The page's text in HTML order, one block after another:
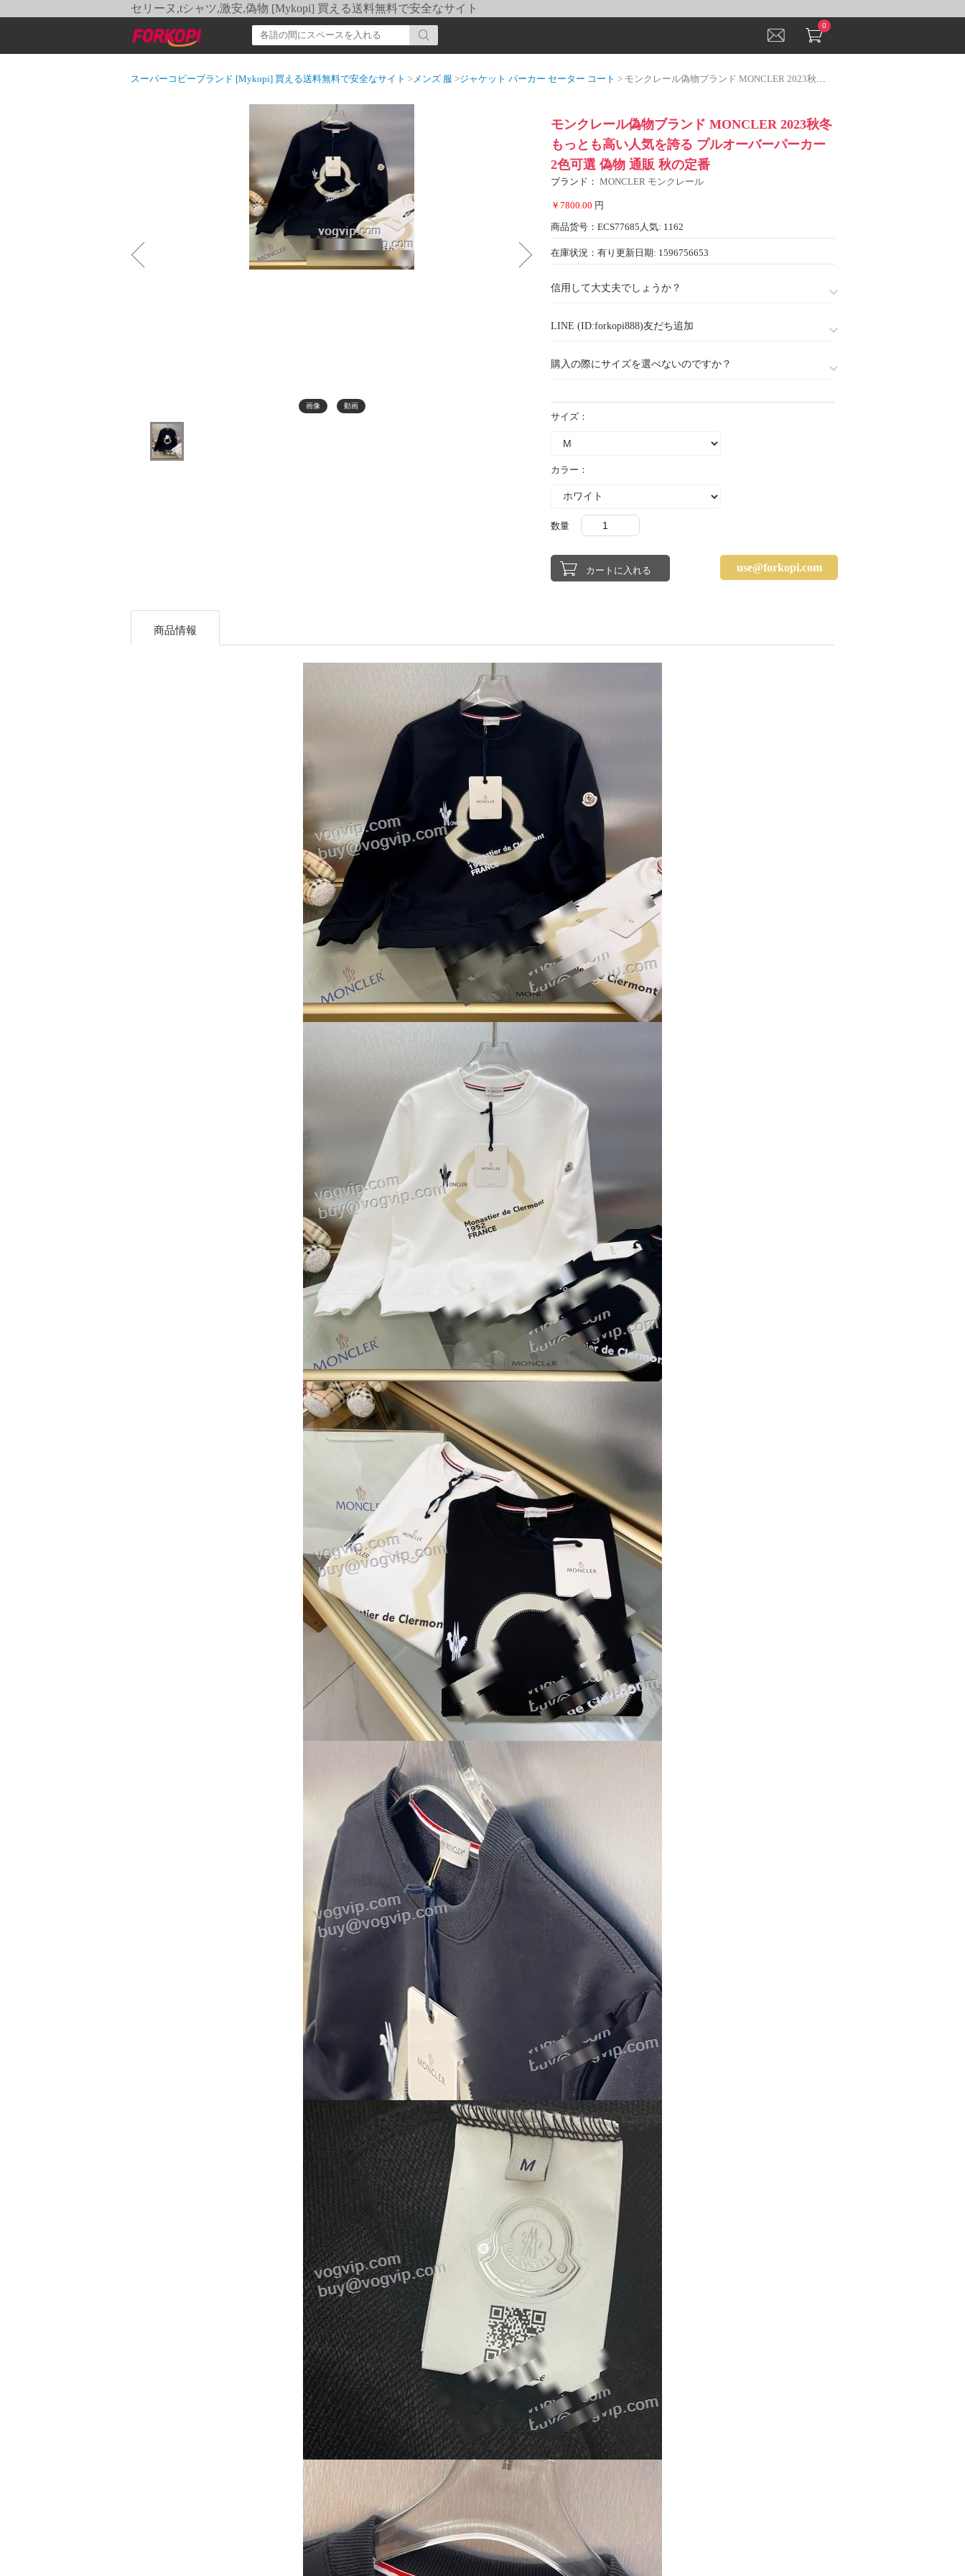
セリーヌ,tシャツ,激安,偽物 [Mykopi] 買える送料無料で安全なサイト
0
スーパーコピーブランド [Mykopi] 買える送料無料で安全なサイト >メンズ 服 >ジャケット パーカー セーター コート > モンクレール偽物ブランド MONCLER 2023秋冬 もっとも高い人気を誇る プルオーバーパーカー 2色可選 偽物 通販 秋の定番
画像 動画
モンクレール偽物ブランド MONCLER 2023秋冬
もっとも高い人気を誇る プルオーバーパーカー
2色可選 偽物 通販 秋の定番
ブランド： MONCLER モンクレール
￥7800.00 円
商品货号：ECS77685 人気: 1162
在庫状況：有り 更新日期: 1596756653
信用して大丈夫でしょうか？
LINE (ID:forkopi888)友だち追加
購入の際にサイズを選べないのですか？
サイズ：
カラー：
数量
use@forkopi.com
商品情報